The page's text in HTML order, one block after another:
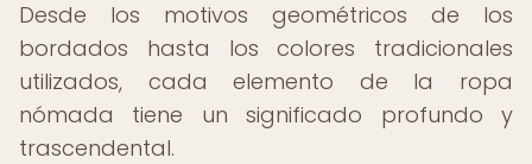
Desde los motivos geométricos de los
bordados hasta los colores tradicionales
utilizados, cada elemento de la ropa
nómada tiene un significado profundo y
trascendental.